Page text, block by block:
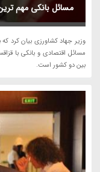
مسائل بانکی مهم
مسائل اقتصادی و بانکی با
بین دو کشور است.